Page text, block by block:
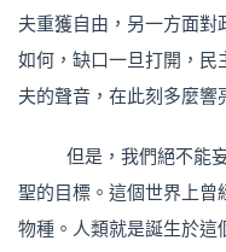
夫重獲自由，另一方面
如何，缺口一旦打開，民
夫的聲音，在此刻多麼響
但是，我們絕不能
聖的目標。這個世界上曾
物種。人類就是誕生於這